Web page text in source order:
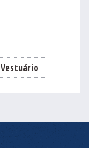
Vestuário